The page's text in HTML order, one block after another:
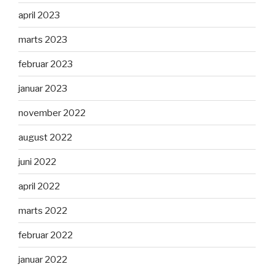
april 2023
marts 2023
februar 2023
januar 2023
november 2022
august 2022
juni 2022
april 2022
marts 2022
februar 2022
januar 2022